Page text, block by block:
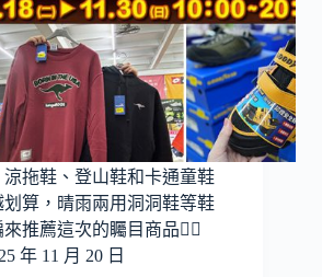
拖鞋、登山鞋和卡通童鞋
算，晴雨兩用洞洞鞋等鞋
推薦這次的矚目商品👍🏻
年 11 月 20 日